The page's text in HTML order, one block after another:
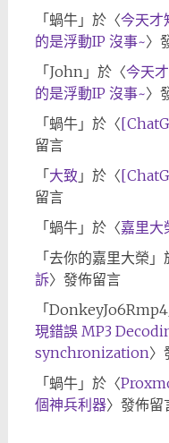
「蝸牛」於〈今天才
的是浮動IP 沒事~〉
「John 」於〈今天
的是浮動IP 沒事~〉
「蝸牛」於〈
留言
「大致 」於〈
留言
「蝸牛」於〈嘉里大
「去你的嘉里大榮 」
訴〉發佈留言
「DonkeyJo6Rmp4
現錯誤 MP3
synchronization〉
「蝸牛」於〈
個神兵利器〉發佈留